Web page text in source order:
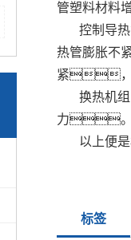
管塑料材
控制导
热管膨胀
紧，
换热机
力
以上便
标签